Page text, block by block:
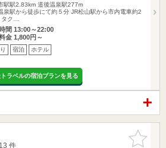
駅駅2.83km 道後温泉駅277m
泉駅から徒歩にて約５分 JR松山駅から市内電車約2
ク…
間 13:00～22:00
金 1,800円～
宿泊 ホテル
ラベルの宿泊プランを見る
お気に入
りに追加
件